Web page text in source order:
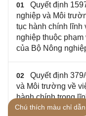
01
Quyết định
nghiệp và Môi
tục hành chính lĩnh
nghiệp thuộc
của Bộ Nông
02
Quyết định
và Môi trường về
hành chính trong
Chú thích màu chỉ dẫn